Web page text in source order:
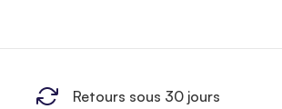
Retours sous 30 jours